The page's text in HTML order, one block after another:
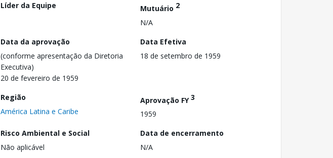
Líder da Equipe Mutuário 2
N/A
Data da aprovação
(conforme apresentação da Diretoria
Executiva)
20 de fevereiro de 1959
Data Efetiva
18 de setembro de 1959
Região
América Latina e Caribe
Aprovação FY3
1959
Risco Ambiental e Social
Não aplicável
Data de encerramento
N/A